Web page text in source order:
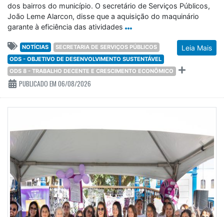
dos bairros do município. O secretário de Serviços Públicos,
João Leme Alarcon, disse que a aquisição do maquinário
garante à eficiência das atividades
Leia Mais
NOTÍCIAS
SECRETARIA DE SERVIÇOS PÚBLICOS
ODS - OBJETIVO DE DESENVOLVIMENTO SUSTENTÁVEL
ODS 8 - TRABALHO DECENTE E CRESCIMENTO ECONÔMICO
PUBLICADO EM 06/08/2026